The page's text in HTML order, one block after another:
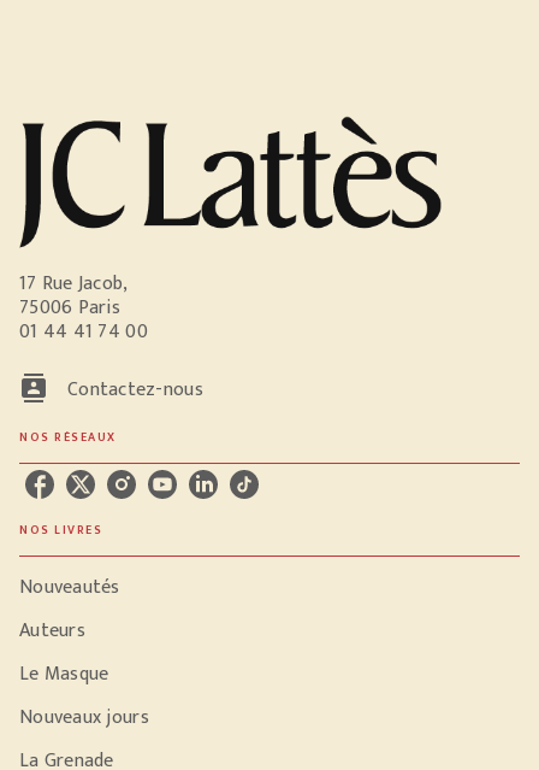
17 Rue Jacob,
75006 Paris
01 44 41 74 00
contacts Contactez-nous
NOS RÉSEAUX
NOS LIVRES
Nouveautés
Auteurs
Le Masque
Nouveaux jours
La Grenade